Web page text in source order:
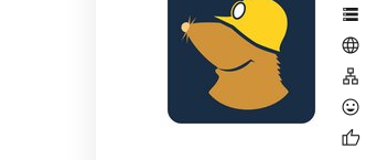
storage
language
lan
mood
thumb_up